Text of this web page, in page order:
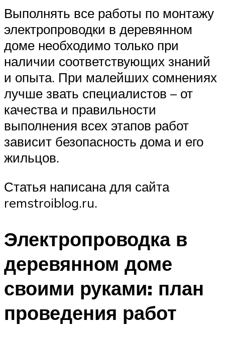
Выполнять все работы по монтажу
электропроводки в деревянном
доме необходимо только при
наличии соответствующих знаний
и опыта. При малейших сомнениях
лучше звать специалистов – от
качества и правильности
выполнения всех этапов работ
зависит безопасность дома и его
жильцов.
Статья написана для сайта
remstroiblog.ru.
Электропроводка в
деревянном доме
своими руками: план
проведения работ